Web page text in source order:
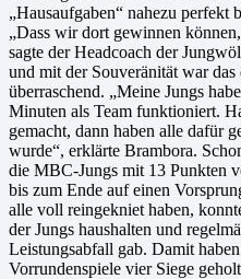
„Hausaufgaben“ nahezu perfekt
„Dass wir dort gewinnen
sagte der Headcoach der
und mit der Souveränität war
überraschend. „Meine Jungs
Minuten als Team funktioniert.
gemacht, dann haben alle dafür
wurde“, erklärte Brambora.
die MBC-Jungs mit 13 Punkten
bis zum Ende auf einen
alle voll reingekniet haben,
der Jungs haushalten und
Leistungsabfall gab. Damit
Vorrundenspiele vier Siege